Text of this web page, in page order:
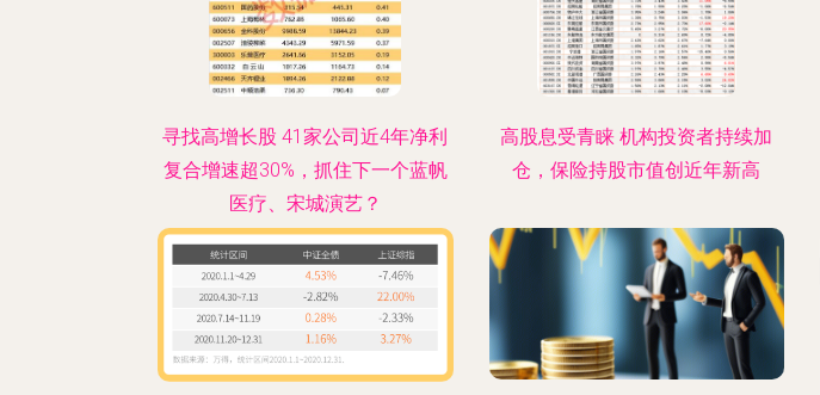
寻找高增长股 41家公司近4年净利
复合增速超30%，抓住下一个蓝帆
医疗、宋城演艺？
高股息受青睐 机构投资者持续加
仓，保险持股市值创近年新高